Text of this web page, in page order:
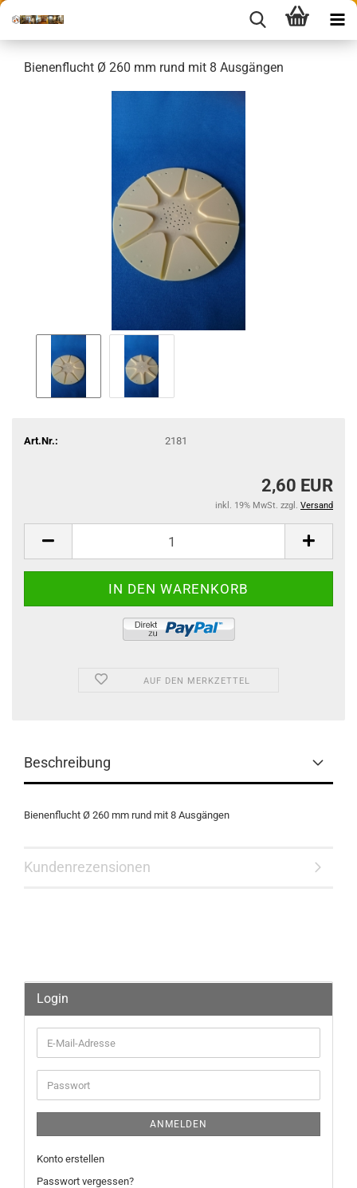
Bienenflucht Ø 260 mm rund mit 8 Ausgängen
Art.Nr.: 2181
2,60 EUR
inkl. 19% MwSt. zzgl. Versand
AUF DEN MERKZETTEL
Beschreibung
Bienenflucht Ø 260 mm rund mit 8 Ausgängen
Kundenrezensionen
Login
E-
Mail-
Adresse
Passwort
ANMELDEN
Konto erstellen
Passwort vergessen?